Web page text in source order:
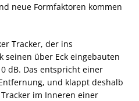
neue Formfaktoren kommen
Tracker, der ins
seinen über Eck eingebauten
dB. Das entspricht einer
und klappt deshalb
im Inneren einer